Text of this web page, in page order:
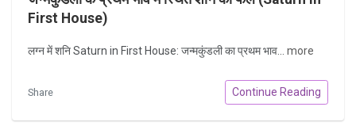
First House)
लग्न में शनि Saturn in First House: जन्मकुंडली का प्रथम भाव... more
Share Continue Reading